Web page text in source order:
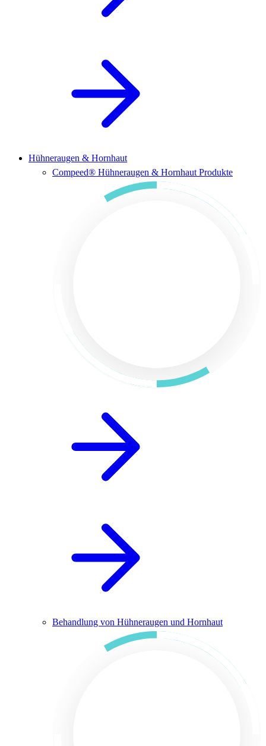
Hühneraugen & Hornhaut
Compeed® Hühneraugen & Hornhaut Produkte
Behandlung von Hühneraugen und Hornhaut